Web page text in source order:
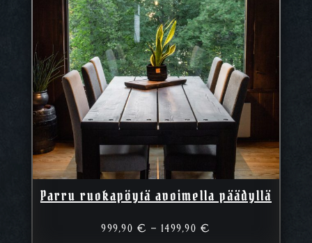
Parru ruokapöytä avoimella päädyllä
999,90 € – 1499,90 €